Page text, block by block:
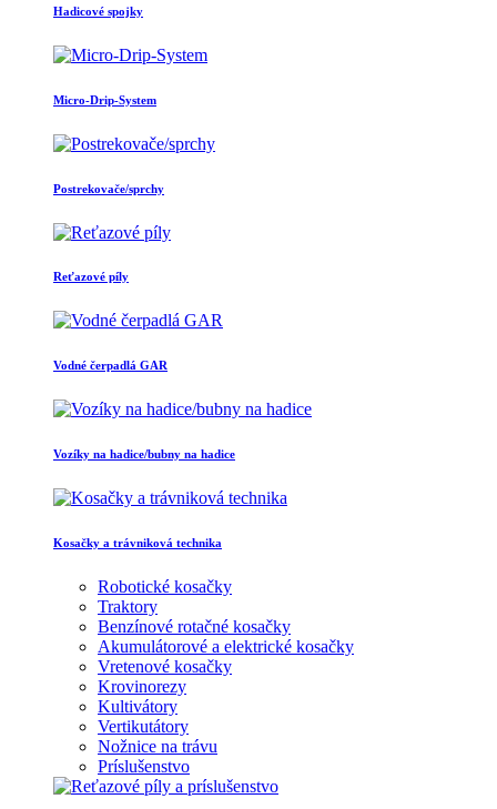
Hadicové spojky
Micro-Drip-System
Postrekovače/sprchy
Reťazové píly
Vodné čerpadlá GAR
Vozíky na hadice/bubny na hadice
Kosačky a trávniková technika
Robotické kosačky
Traktory
Benzínové rotačné kosačky
Akumulátorové a elektrické kosačky
Vretenové kosačky
Krovinorezy
Kultivátory
Vertikutátory
Nožnice na trávu
Príslušenstvo